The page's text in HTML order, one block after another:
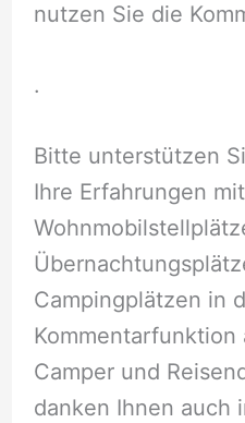
nutzen Sie die
.
Bitte unterstützen
Ihre Erfahrungen mit
Campingplätzen in
Kommentarfunktion
Camper und
danken Ihnen auch